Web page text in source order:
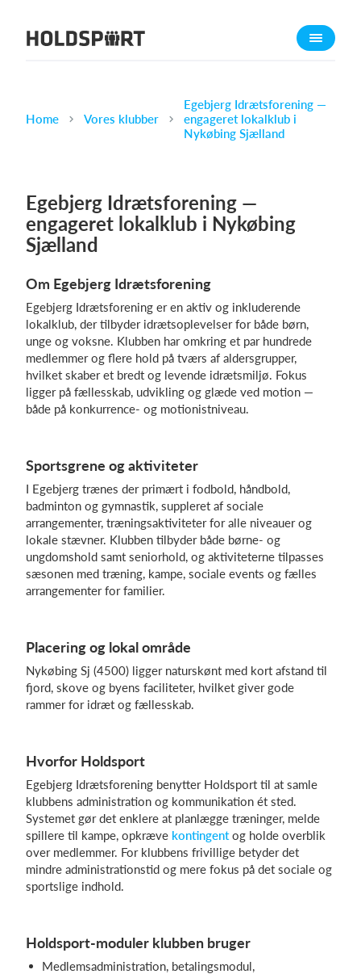
Om Holdsport
Karriere
Kalender
Kontingentopkrævning
Webshop
Billetsystem
Hvad koster det?
Home Vores klubber
Egebjerg Idrætsforening —
engageret lokalklub i
Nykøbing Sjælland
Egebjerg Idrætsforening —
engageret lokalklub i Nykøbing
Sjælland
Om Egebjerg Idrætsforening
Egebjerg Idrætsforening er en aktiv og inkluderende
lokalklub, der tilbyder idrætsoplevelser for både børn,
unge og voksne. Klubben har omkring et par hundrede
medlemmer og flere hold på tværs af aldersgrupper,
hvilket skaber et bredt og levende idrætsmiljø. Fokus
ligger på fællesskab, udvikling og glæde ved motion —
både på konkurrence- og motionistniveau.
Sportsgrene og aktiviteter
I Egebjerg trænes der primært i fodbold, håndbold,
badminton og gymnastik, suppleret af sociale
arrangementer, træningsaktiviteter for alle niveauer og
lokale stævner. Klubben tilbyder både børne- og
ungdomshold samt seniorhold, og aktiviteterne tilpasses
sæsonen med træning, kampe, sociale events og fælles
arrangementer for familier.
Placering og lokal område
Nykøbing Sj (4500) ligger naturskønt med kort afstand til
fjord, skove og byens faciliteter, hvilket giver gode
rammer for idræt og fællesskab.
Hvorfor Holdsport
Egebjerg Idrætsforening benytter Holdsport til at samle
klubbens administration og kommunikation ét sted.
Systemet gør det enklere at planlægge træninger, melde
spillere til kampe, opkræve kontingentog holde overblik
over medlemmer. For klubbens frivillige betyder det
mindre administrationstid og mere fokus på det sociale og
sportslige indhold.
Holdsport-moduler klubben bruger
Medlemsadministration, betalingsmodul,